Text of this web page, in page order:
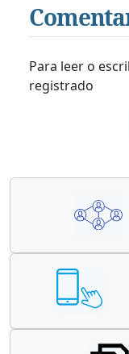
Para leer o
registrado